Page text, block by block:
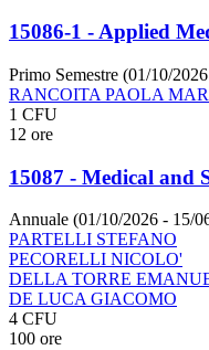
15086-1 - Applied
Primo Semestre (01/10/
RANCOITA PAOLA
1 CFU
12 ore
15087 - Medical and
Annuale (01/10/2026 - 15/
PARTELLI STEFANO
PECORELLI NICOLO'
DELLA TORRE
DE LUCA GIACOMO
4 CFU
100 ore